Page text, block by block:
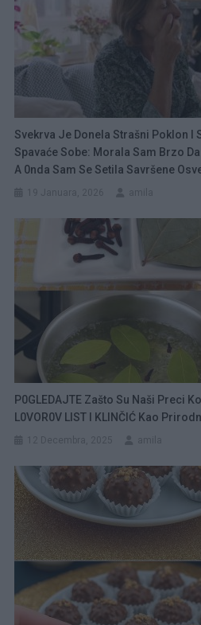
Svekrva Je Donela Strašni Poklon I
Spavaće Sobe: Morala Sam Brzo
A 0nda Sam Se Setila Savršene
P0GLEDAJTE Zašto Su Naši Preci
L0VOR0V LIST I KLINČIĆ Kao